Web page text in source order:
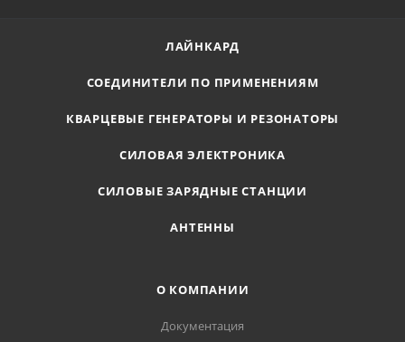
ЛАЙНКАРД
СОЕДИНИТЕЛИ ПО ПРИМЕНЕНИЯМ
КВАРЦЕВЫЕ ГЕНЕРАТОРЫ И РЕЗОНАТОРЫ
СИЛОВАЯ ЭЛЕКТРОНИКА
СИЛОВЫЕ ЗАРЯДНЫЕ СТАНЦИИ
АНТЕННЫ
О КОМПАНИИ
Документация